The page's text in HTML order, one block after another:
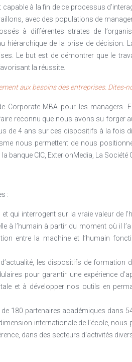
à la fin de ce processus
avec des populations de
à différentes strates de
hiérarchique de la prise de décision.
Le but est de démontrer que le
la réussite.
aux besoins des entreprises. Dites-
MBA pour les managers.
reconnu que nous avons su forger
de 4 ans sur ces dispositifs à la fois
nous permettent de nous
CIC, ExterionMedia, La Société
:
qui interrogent sur la vraie valeur de
à l’humain à partir du moment où il
entre la machine et l’humain
les dispositifs de formation
pour garantir une expérience
et à développer nos outils en
180 partenaires académiques dans
internationale de l’école, nous
dans des secteurs d’activités